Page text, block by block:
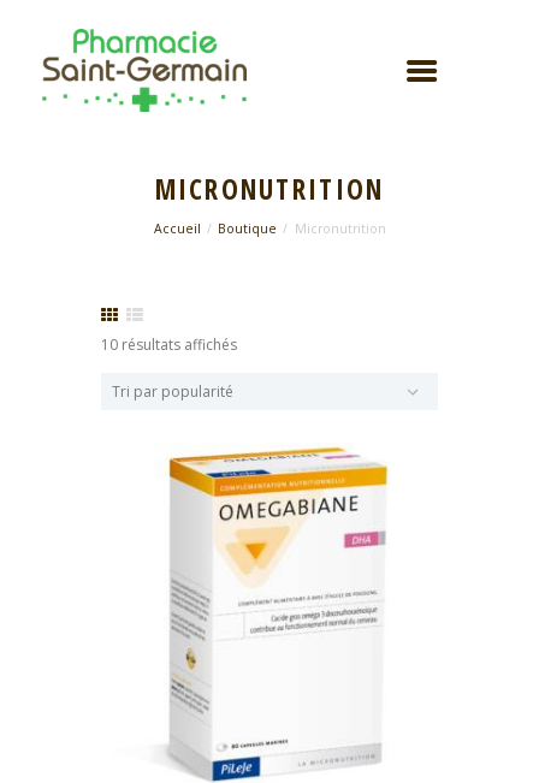
MICRONUTRITION
Accueil Boutique Micronutrition
10 résultats affichésTrié